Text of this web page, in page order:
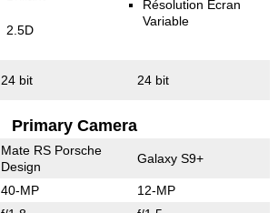
2.5D
Résolution Ecran
Variable
24 bit 24 bit
Primary Camera
Mate RS Porsche
Design
Galaxy S9+
40-MP 12-MP